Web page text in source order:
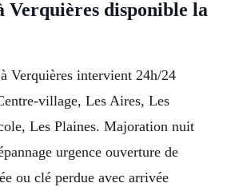
Verquières disponible la
Verquières intervient 24h/24
village, Les Aires, Les
Les Plaines. Majoration nuit
urgence ouverture de
ou clé perdue avec arrivée